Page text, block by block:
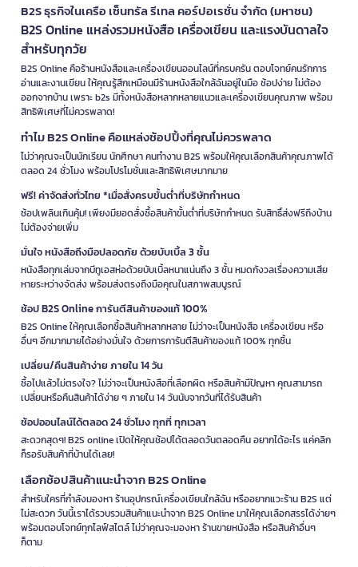
B2S ธุรกิจในเครือ เซ็นทรัล รีเทล คอร์ปอเรชั่น จำกัด (มหาชน)
B2S Online แหล่งรวมหนังสือ เครื่องเขียน และแรงบันดาลใจ
สำหรับทุกวัย
B2S Online คือร้านหนังสือและเครื่องเขียนออนไลน์ที่ครบครัน ตอบโจทย์คนรักการ
อ่านและงานเขียน ให้คุณรู้สึกเหมือนมีร้านหนังสือใกล้ฉันอยู่ในมือ ช้อปง่าย ไม่ต้อง
ออกจากบ้าน เพราะ b2s มีทั้งหนังสือหลากหลายแนวและเครื่องเขียนคุณภาพ พร้อม
สิทธิพิเศษที่ไม่ควรพลาด!
ทำไม B2S Online คือแหล่งช้อปปิ้งที่คุณไม่ควรพลาด
ไม่ว่าคุณจะเป็นนักเรียน นักศึกษา คนทำงาน B2S พร้อมให้คุณเลือกสินค้าคุณภาพได้
ตลอด 24 ชั่วโมง พร้อมโปรโมชั่นและสิทธิพิเศษมากมาย
ฟรี! ค่าจัดส่งทั่วไทย *เมื่อสั่งครบขั้นต่ำที่บริษัทกำหนด
ช้อปเพลินเกินคุ้ม! เพียงมียอดสั่งซื้อสินค้าขั้นต่ำที่บริษัทกำหนด รับสิทธิ์ส่งฟรีถึงบ้าน
ไม่ต้องจ่ายเพิ่ม
มั่นใจ หนังสือถึงมือปลอดภัย ด้วยบับเบิ้ล 3 ชั้น
หนังสือทุกเล่มจากบีทูเอสห่อด้วยบับเบิ้ลหนาแน่นถึง 3 ชั้น หมดกังวลเรื่องความเสีย
หายระหว่างจัดส่ง พร้อมส่งตรงถึงมือคุณในสภาพสมบูรณ์
ช้อป B2S Online การันตีสินค้าของแท้ 100%
B2S Online ให้คุณเลือกซื้อสินค้าหลากหลาย ไม่ว่าจะเป็นหนังสือ เครื่องเขียน หรือ
อื่นๆ อีกมากมายได้อย่างมั่นใจ ด้วยการการันตีสินค้าของแท้ 100% ทุกชิ้น
เปลี่ยน/คืนสินค้าง่าย ภายใน 14 วัน
ซื้อไปแล้วไม่ตรงใจ? ไม่ว่าจะเป็นหนังสือที่เลือกผิด หรือสินค้ามีปัญหา คุณสามารถ
เปลี่ยนหรือคืนสินค้าได้ง่าย ๆ ภายใน 14 วันนับจากวันที่ได้รับสินค้า
ช้อปออนไลน์ได้ตลอด 24 ชั่วโมง ทุกที่ ทุกเวลา
สะดวกสุดๆ! B2S online เปิดให้คุณช้อปได้ตลอดวันตลอดคืน อยากได้อะไร แค่คลิก
ก็รอรับสินค้าที่บ้านได้เลย!
เลือกช้อปสินค้าแนะนำจาก B2S Online
สำหรับใครที่กำลังมองหา ร้านอุปกรณ์เครื่องเขียนใกล้ฉัน หรืออยากแวะร้าน B2S แต่
ไม่สะดวก วันนี้เราได้รวบรวมสินค้าแนะนำจาก B2S Online มาให้คุณเลือกสรรได้ง่ายๆ
พร้อมตอบโจทย์ทุกไลฟ์สไตล์ ไม่ว่าคุณจะมองหา ร้านขายหนังสือ หรือสินค้าอื่นๆ
ก็ตาม